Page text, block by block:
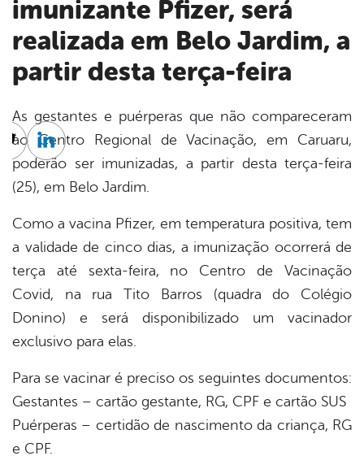
imunizante Pfizer, será
realizada em Belo Jardim, a
partir desta terça-feira
As gestantes e puérperas que não compareceram
ao Centro Regional de Vacinação, em Caruaru,
poderão ser imunizadas, a partir desta terça-feira
(25), em Belo Jardim.
Como a vacina Pfizer, em temperatura positiva, tem
a validade de cinco dias, a imunização ocorrerá de
terça até sexta-feira, no Centro de Vacinação
Covid, na rua Tito Barros (quadra do Colégio
Donino) e será disponibilizado um vacinador
exclusivo para elas.
Para se vacinar é preciso os seguintes documentos:
Gestantes – cartão gestante, RG, CPF e cartão SUS
Puérperas – certidão de nascimento da criança, RG
e CPF.
Twitter
Linkedin